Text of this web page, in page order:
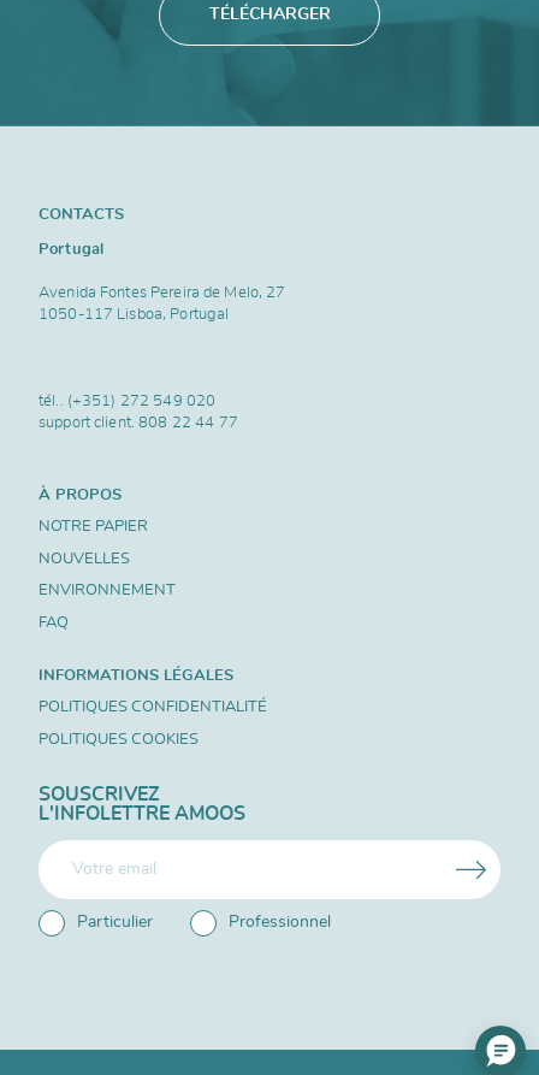
TÉLÉCHARGER
CONTACTS
Portugal
Avenida Fontes Pereira de Melo, 27
1050-117 Lisboa, Portugal
tél.. (+351) 272 549 020
support client.808 22 44 77
À PROPOS
NOTRE PAPIER
NOUVELLES
ENVIRONNEMENT
FAQ
INFORMATIONS LÉGALES
POLITIQUES CONFIDENTIALITÉ
POLITIQUES COOKIES
SOUSCRIVEZ
L'INFOLETTRE AMOOS
Particulier Professionnel